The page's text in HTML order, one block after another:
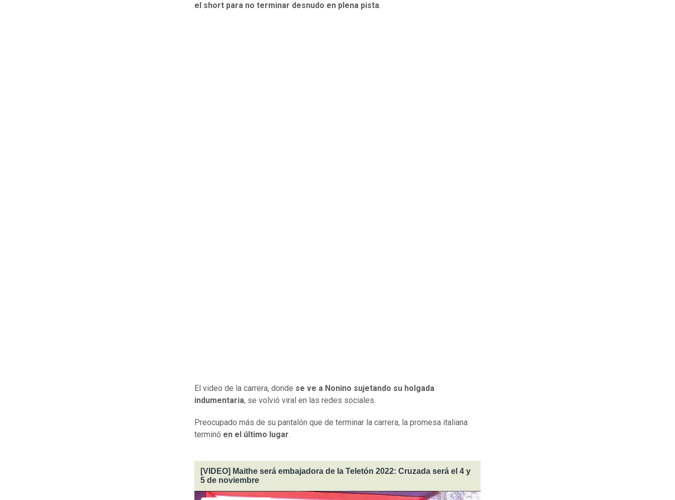
el short para no terminar desnudo en plena pista.
El video de la carrera, donde se ve a Nonino sujetando su holgada
indumentaria, se volvió viral en las redes sociales.
Preocupado más de su pantalón que de terminar la carrera, la promesa italiana
terminó en el último lugar
[VIDEO] Maithe será embajadora de la Teletón 2022: Cruzada será el 4 y
5 de noviembre